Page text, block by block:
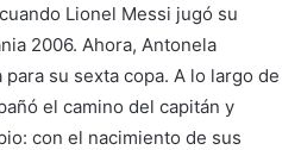
Lionel Messi jugó su
2006. Ahora, Antonela
su sexta copa. A lo largo de
el camino del capitán y
con el nacimiento de sus